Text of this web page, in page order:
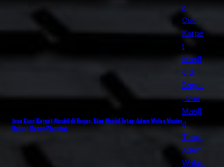
Jasa Cuci Karpet Masjid di Bogor, Biar Masjid Tetap Adem Walau Musim
Hujan | Kenzo Cleaning